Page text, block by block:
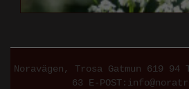
Noravägen, Trosa Gatmun 619 94
63 E-POST: